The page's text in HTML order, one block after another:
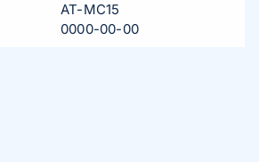
AT-MC15
0000-00-00